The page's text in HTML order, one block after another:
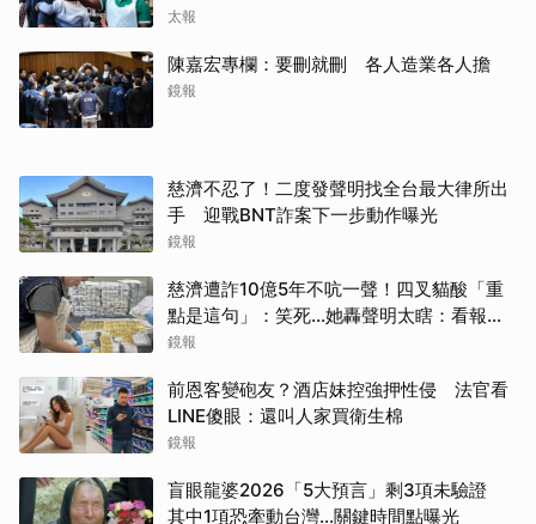
太報
陳嘉宏專欄：要刪就刪 各人造業各人擔
鏡報
慈濟不忍了！二度發聲明找全台最大律所出
手 迎戰BNT詐案下一步動作曝光
鏡報
慈濟遭詐10億5年不吭一聲！四叉貓酸「重
點是這句」：笑死...她轟聲明太瞎：看報紙
才知被騙
鏡報
前恩客變砲友？酒店妹控強押性侵 法官看
LINE傻眼：還叫人家買衛生棉
鏡報
盲眼龍婆2026「5大預言」剩3項未驗證
其中1項恐牽動台灣...關鍵時間點曝光